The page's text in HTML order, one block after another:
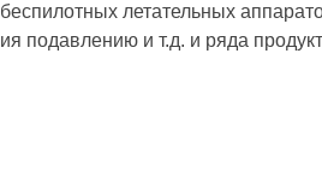
летательных
подавлению и т.д. и ряда